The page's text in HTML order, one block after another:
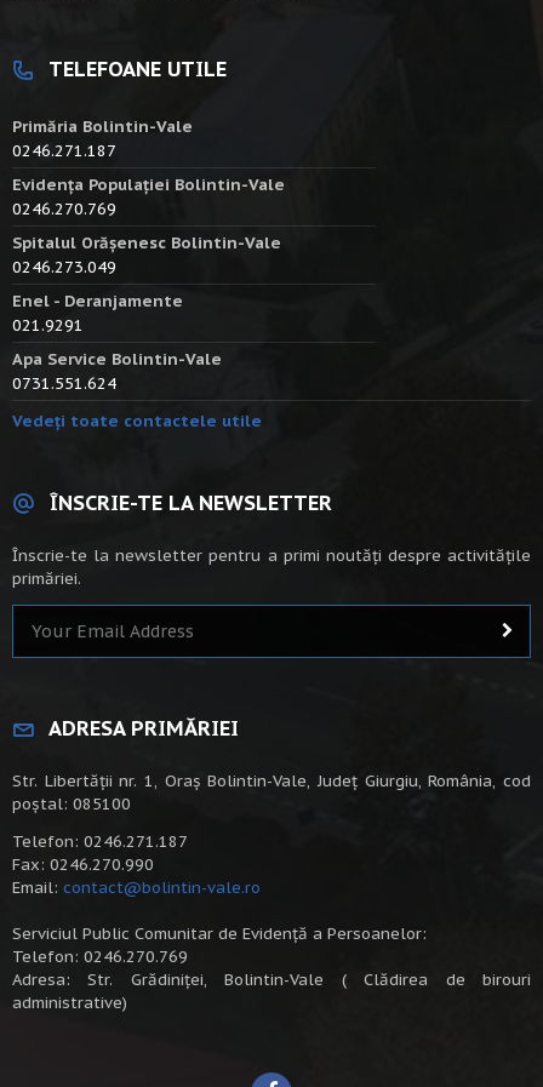
TELEFOANE UTILE
Primăria Bolintin-Vale
0246.271.187
Evidența Populației Bolintin-Vale
0246.270.769
Spitalul Orășenesc Bolintin-Vale
0246.273.049
Enel - Deranjamente
021.9291
Apa Service Bolintin-Vale
0731.551.624
Vedeți toate contactele utile
ÎNSCRIE-TE LA NEWSLETTER
Înscrie-te la newsletter pentru a primi noutăți despre activitățile
primăriei.
ADRESA PRIMĂRIEI
Str. Libertății nr. 1, Oraș Bolintin-Vale, Județ Giurgiu, România, cod
poștal: 085100
Telefon: 0246.271.187
Fax: 0246.270.990
Email: contact@bolintin-vale.ro
Serviciul Public Comunitar de Evidență a Persoanelor:
Telefon: 0246.270.769
Adresa: Str. Grădiniței, Bolintin-Vale ( Clădirea de birouri
administrative)